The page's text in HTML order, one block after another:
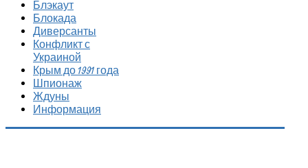
Блэкаут
Блокада
Диверсанты
Конфликт с
Украиной
Крым до 1991 года
Шпионаж
Ждуны
Информация